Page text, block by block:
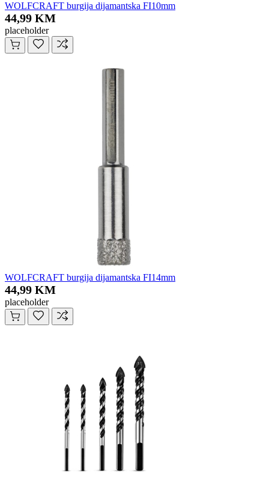
WOLFCRAFT burgija dijamantska FI10mm
44,99 KM
placeholder
WOLFCRAFT burgija dijamantska FI14mm
44,99 KM
placeholder